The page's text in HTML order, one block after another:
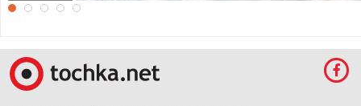
Милые обои для Пасхи HD